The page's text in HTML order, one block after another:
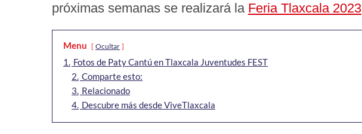
próximas semanas se realizará la Feria Tlaxcala 2023
Menu Ocultar
1. Fotos de Paty Cantú en Tlaxcala Juventudes FEST
2. Comparte esto:
3. Relacionado
4. Descubre más desde ViveTlaxcala